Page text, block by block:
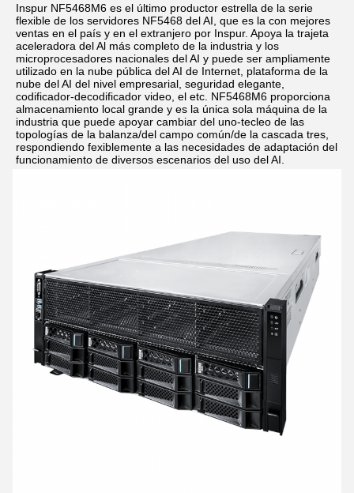
Inspur NF5468M6 es el último productor estrella de la serie
flexible de los servidores NF5468 del AI, que es la con mejores
ventas en el país y en el extranjero por Inspur. Apoya la trajeta
aceleradora del Al más completo de la industria y los
microprocesadores nacionales del AI y puede ser ampliamente
utilizado en la nube pública del AI de Internet, plataforma de la
nube del AI del nivel empresarial, seguridad elegante,
codificador-decodificador video, el etc. NF5468M6 proporciona
almacenamiento local grande y es la única sola máquina de la
industria que puede apoyar cambiar del uno-tecleo de las
topologías de la balanza/del campo común/de la cascada tres,
respondiendo fexiblemente a las necesidades de adaptación del
funcionamiento de diversos escenarios del uso del AI.